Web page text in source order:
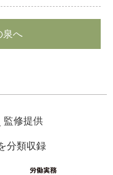
泉へ
監修提供
分類収録